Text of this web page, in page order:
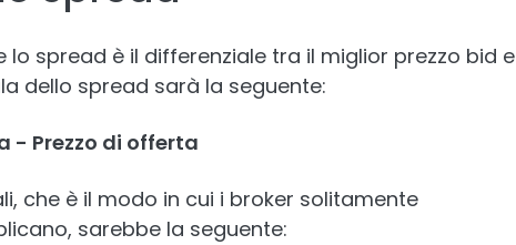
spread è il differenziale tra il miglior prezzo bid e
dello spread sarà la seguente:
- Prezzo di offerta
che è il modo in cui i broker solitamente
sarebbe la seguente: